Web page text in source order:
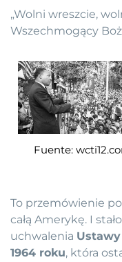
„Wolni wreszcie,
Wszechmogący
Fuente:
To przemówienie
całą Amerykę. I
uchwalenia
1964 roku, która